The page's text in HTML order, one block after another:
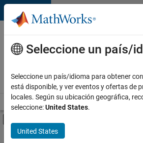
Saltar al contenido
Ofertas
de
empleo
MathWorks
Visión general Búsqueda de empleo
Contenido principal
FILTRADO POR
Seleccione un país/
Seleccione un país/idioma para obtener
está disponible, y ver eventos y ofertas de
locales. Según su ubicación geográfica,
seleccione:United States.
United States